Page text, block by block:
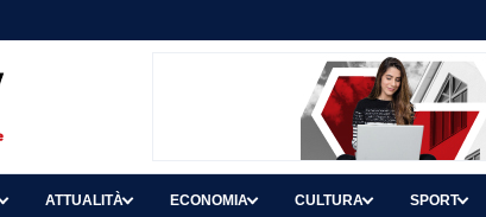
ATTUALITÀ ECONOMIA CULTURA SPORT